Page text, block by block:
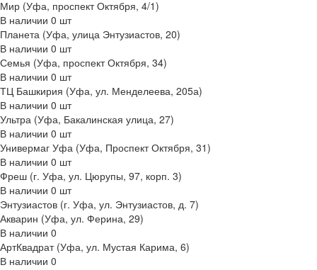
Мир (Уфа, проспект Октября, 4/1)
В наличии 0 шт
Планета (Уфа, улица Энтузиастов, 20)
В наличии 0 шт
Семья (Уфа, проспект Октября, 34)
В наличии 0 шт
ТЦ Башкирия (Уфа, ул. Менделеева, 205а)
В наличии 0 шт
Ультра (Уфа, Бакалинская улица, 27)
В наличии 0 шт
Универмаг Уфа (Уфа, Проспект Октября, 31)
В наличии 0 шт
Фреш (г‌. Уфа, ул. Цюрупы, 97, корп. 3)
В наличии 0 шт
Энтузиастов (г. Уфа, ул. Энтузиастов, д. 7)
Акварин (Уфа, ул. Ферина, 29)
В наличии 0
АртКвадрат (Уфа, ул. Мустая Карима, 6)
В наличии 0